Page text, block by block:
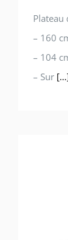
Plateau
– 160
– 104
– Sur